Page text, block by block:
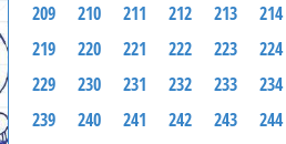
209
210 211 212 213 214
219
220 221 222 223 224
229
230 231 232 233 234
239
240 241 242 243 244